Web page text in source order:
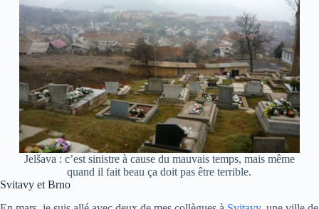
Jelšava : c’est sinistre à cause du mauvais temps, mais même
quand il fait beau ça doit pas être terrible.
Svitavy et Brno